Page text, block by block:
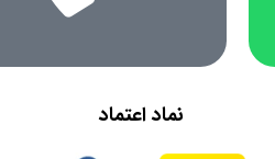
نماد اعتماد